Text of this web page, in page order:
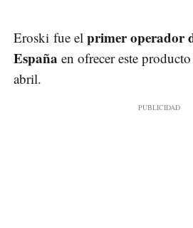
Eroski fue el primer operador
España en ofrecer este
abril.